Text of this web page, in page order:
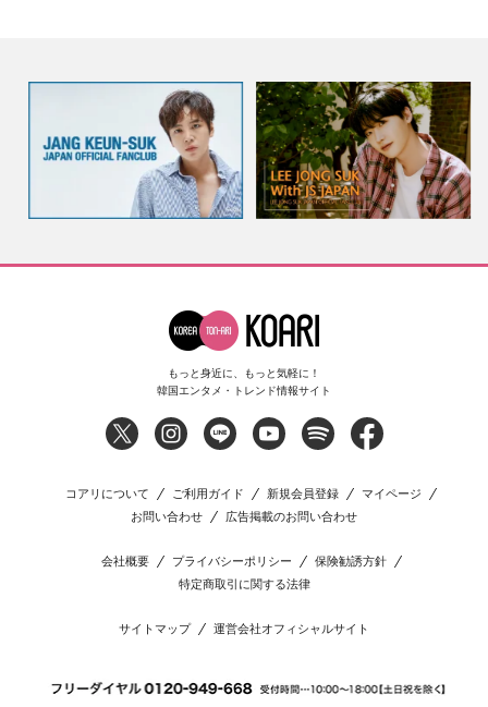
もっと身近に、もっと気軽に！
韓国エンタメ・トレンド情報サイト
コアリについて ご利用ガイド 新規会員登録
マイページ
お問い合わせ
広告掲載のお問い合わせ
会社概要 プライバシーポリシー
保険勧誘方針
特定商取引に関する法律
サイトマップ 運営会社オフィシャルサイト